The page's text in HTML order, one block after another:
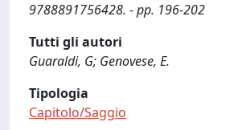
9788891756428. - pp. 196-202
Tutti gli autori
Guaraldi, G; Genovese, E.
Tipologia
Capitolo/Saggio